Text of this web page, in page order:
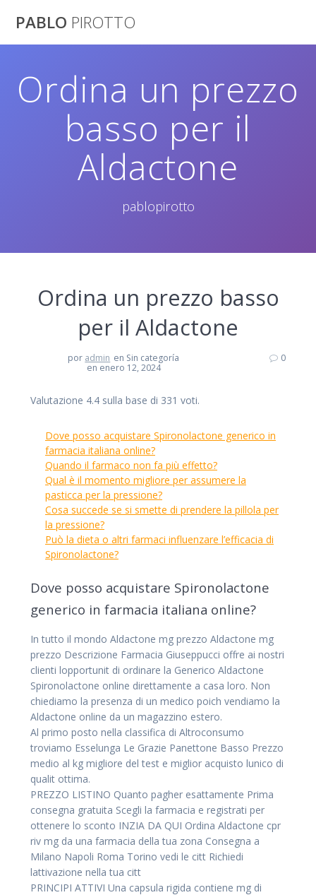
PABLO PIROTTO
Ordina un prezzo
basso per il
Aldactone
pablopirotto
Ordina un prezzo basso
per il Aldactone
por admin en Sin categoría
en enero 12, 2024
0
Valutazione 4.4 sulla base di 331 voti.
Dove posso acquistare Spironolactone generico in
farmacia italiana online?
Quando il farmaco non fa più effetto?
Qual è il momento migliore per assumere la
pasticca per la pressione?
Cosa succede se si smette di prendere la pillola per
la pressione?
Può la dieta o altri farmaci influenzare l’efficacia di
Spironolactone?
Dove posso acquistare Spironolactone
generico in farmacia italiana online?
In tutto il mondo Aldactone mg prezzo Aldactone mg
prezzo Descrizione Farmacia Giuseppucci offre ai nostri
clienti lopportunit di ordinare la Generico Aldactone
Spironolactone online direttamente a casa loro. Non
chiediamo la presenza di un medico poich vendiamo la
Aldactone online da un magazzino estero.
Al primo posto nella classifica di Altroconsumo
troviamo Esselunga Le Grazie Panettone Basso Prezzo
medio al kg migliore del test e miglior acquisto lunico di
qualit ottima.
PREZZO LISTINO Quanto pagher esattamente Prima
consegna gratuita Scegli la farmacia e registrati per
ottenere lo sconto INZIA DA QUI Ordina Aldactone cpr
riv mg da una farmacia della tua zona Consegna a
Milano Napoli Roma Torino vedi le citt Richiedi
lattivazione nella tua citt
PRINCIPI ATTIVI Una capsula rigida contiene mg di